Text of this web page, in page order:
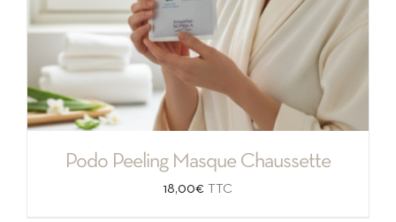
Podo Peeling Masque Chaussette
18,00€ TTC